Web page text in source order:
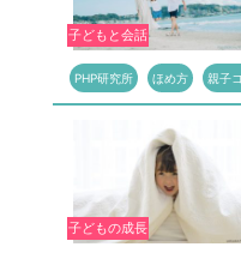
子どもと会話
PHP研究所 ほめ方 親子
子どもの成長